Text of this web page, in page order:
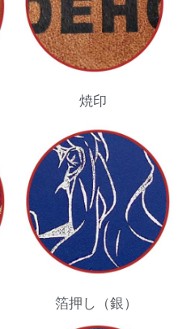
焼印
箔押し（銀）